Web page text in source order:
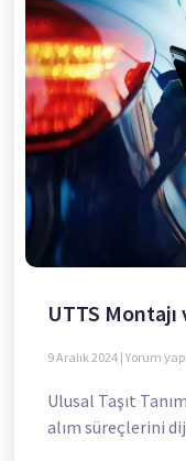
UTTS
9 Aralık 2024 Yorum
Ulusal Taşıt
alım süreçlerini